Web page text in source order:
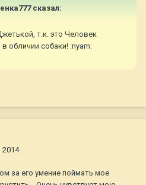
сказал:
т.к. это Человек
обличии собаки! :nyam:
2014
за его умение поймать мое